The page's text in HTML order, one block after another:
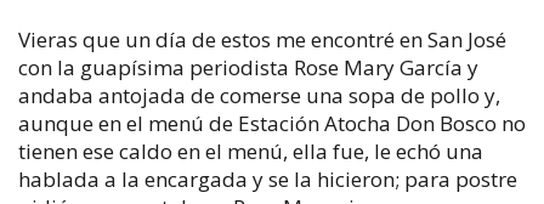
Vieras que un día de estos me encontré en San José
con la guapísima periodista Rose Mary García y
andaba antojada de comerse una sopa de pollo y,
aunque en el menú de Estación Atocha Don Bosco no
tienen ese caldo en el menú, ella fue, le echó una
hablada a la encargada y se la hicieron; para postre